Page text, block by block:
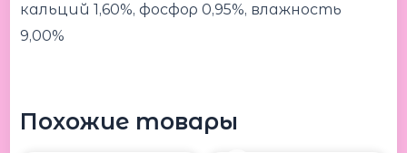
кальций 1,60%, фосфор 0,95%, влажность
9,00%
Похожие товары